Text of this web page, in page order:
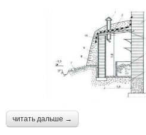
читать дальше →